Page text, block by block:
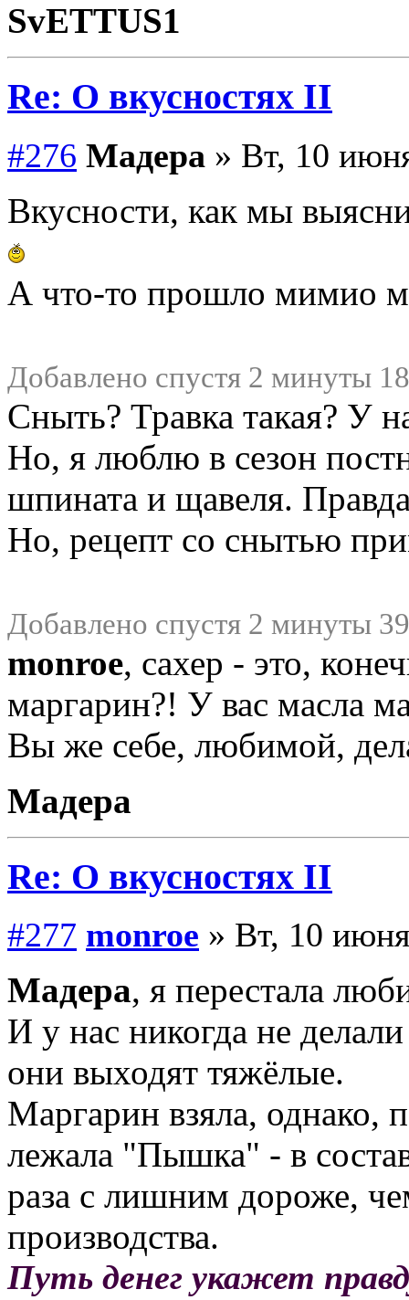
SvETTUS1
Re: О вкусностях II
#276 Мадера » Вт, 10
Вкусности, как мы
А что-то прошло мимио
Добавлено спустя 2 минуты
Сныть? Травка такая? У
Но, я люблю в сезон
шпината и щавеля.
Но, рецепт со снытью
Добавлено спустя 2 минуты
monroe, сахер - это,
маргарин?! У вас масла
Вы же себе, любимой,
Мадера
Re: О вкусностях II
#277 monroe » Вт, 10
Мадера, я перестала
И у нас никогда не
они выходят тяжёлые.
Маргарин взяла,
лежала "Пышка" - в
раза с лишним дороже,
производства.
Путь денег укажет